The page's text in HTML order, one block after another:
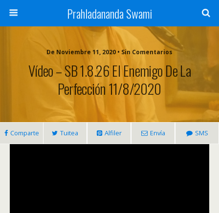
Prahladananda Swami
De Noviembre 11, 2020 • Sin Comentarios
Vídeo – SB 1.8.26 El Enemigo De La
Perfección 11/8/2020
Comparte Tuitea Alfiler Envía SMS